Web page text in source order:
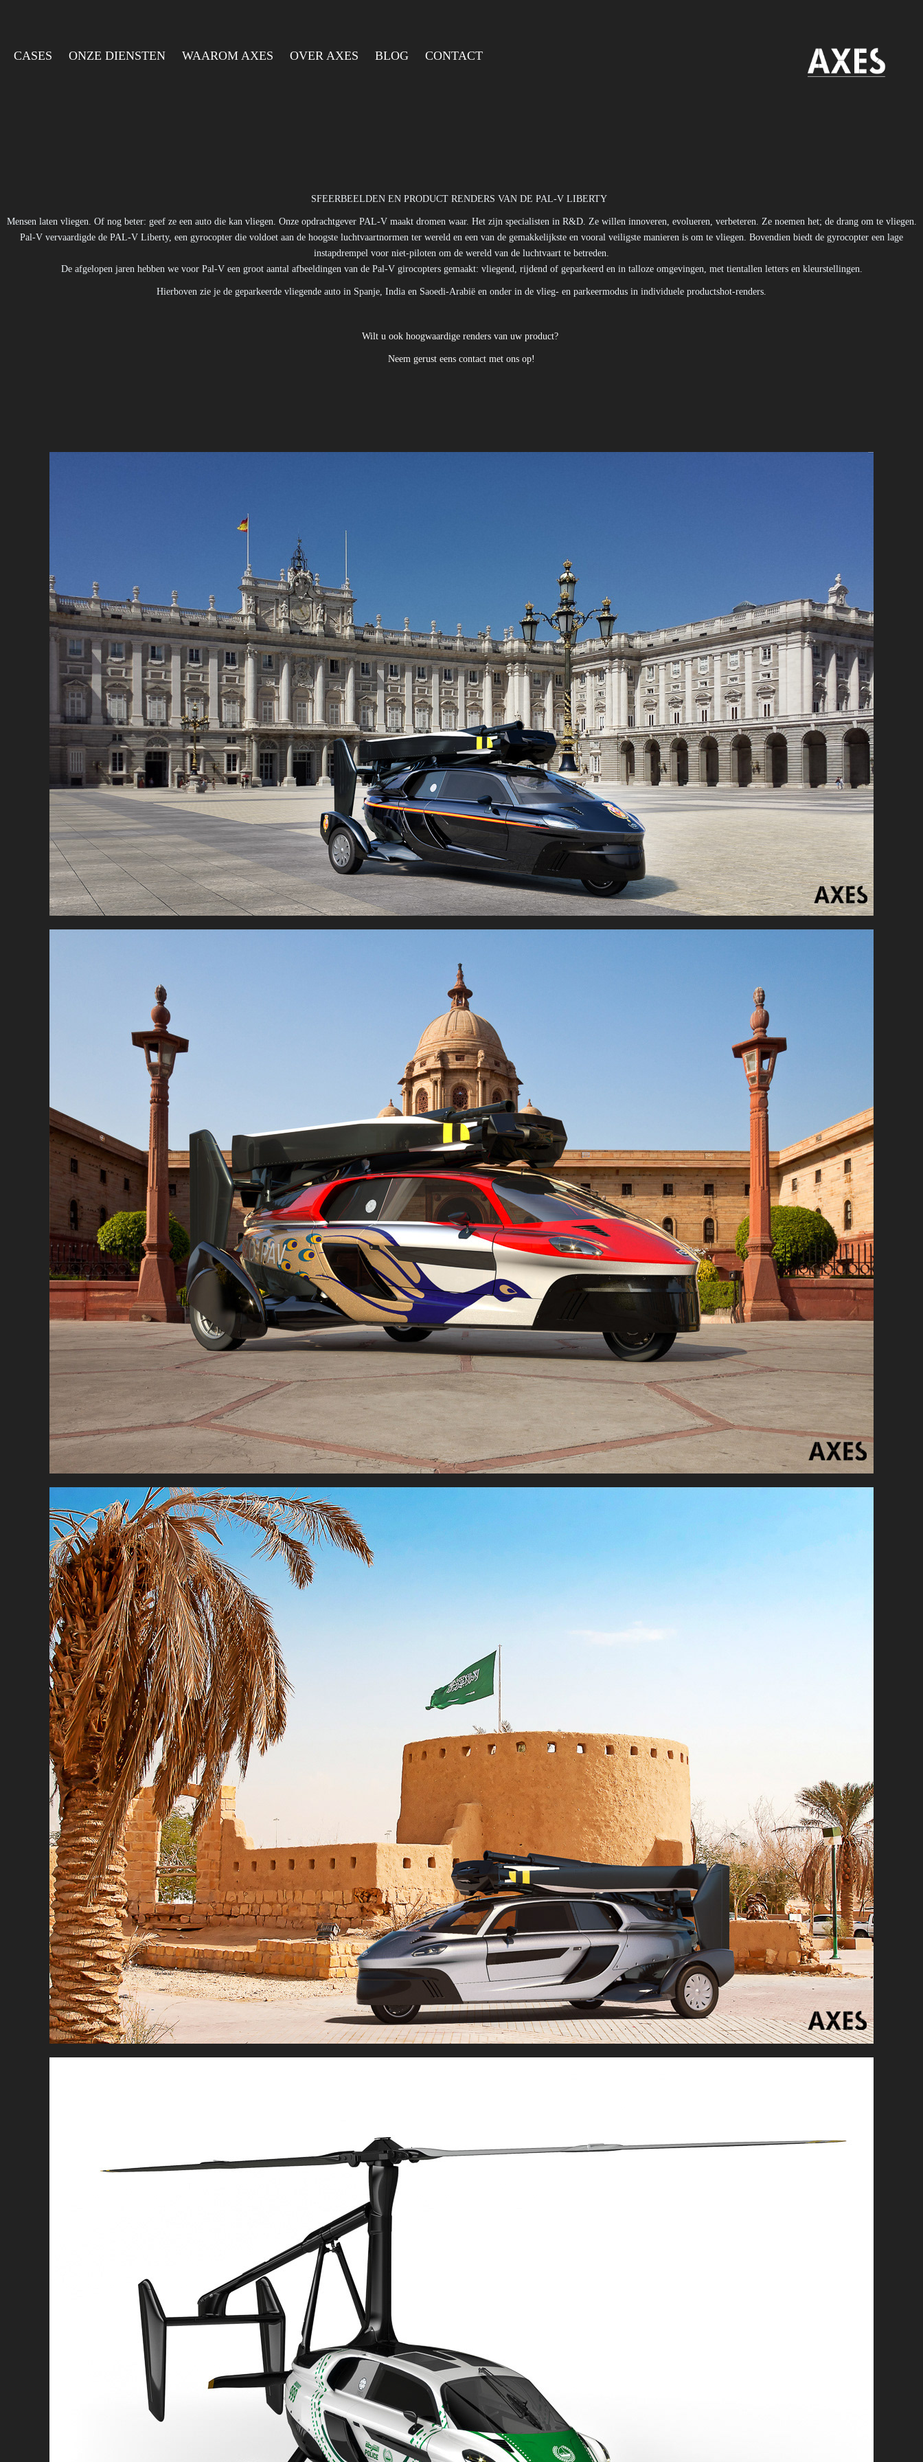
CASES ONZE DIENSTEN WAAROM AXES OVER AXES BLOG CONTACT
SFEERBEELDEN EN PRODUCT RENDERS VAN DE PAL-V LIBERTY
Mensen laten vliegen. Of nog beter: geef ze een auto die kan vliegen. Onze opdrachtgever PAL-V maakt dromen waar. Het zijn specialisten in R&D. Ze willen innoveren, evolueren, verbeteren. Ze noemen het; de drang om te vliegen.
Pal-V vervaardigde de PAL-V Liberty, een gyrocopter die voldoet aan de hoogste luchtvaartnormen ter wereld en een van de gemakkelijkste en vooral veiligste manieren is om te vliegen. Bovendien biedt de gyrocopter een lage
instapdrempel voor niet-piloten om de wereld van de luchtvaart te betreden.
De afgelopen jaren hebben we voor Pal-V een groot aantal afbeeldingen van de Pal-V girocopters gemaakt: vliegend, rijdend of geparkeerd en in talloze omgevingen, met tientallen letters en kleurstellingen.
Hierboven zie je de geparkeerde vliegende auto in Spanje, India en Saoedi-Arabië en onder in de vlieg- en parkeermodus in individuele productshot-renders.
Wilt u ook hoogwaardige renders van uw product?
Neem gerust eens contact met ons op!